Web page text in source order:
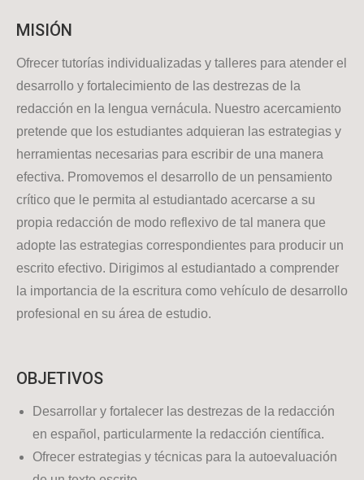
MISIÓN
Ofrecer tutorías individualizadas y talleres para atender el
desarrollo y fortalecimiento de las destrezas de la
redacción en la lengua vernácula. Nuestro acercamiento
pretende que los estudiantes adquieran las estrategias y
herramientas necesarias para escribir de una manera
efectiva. Promovemos el desarrollo de un pensamiento
crítico que le permita al estudiantado acercarse a su
propia redacción de modo reflexivo de tal manera que
adopte las estrategias correspondientes para producir un
escrito efectivo. Dirigimos al estudiantado a comprender
la importancia de la escritura como vehículo de desarrollo
profesional en su área de estudio.
OBJETIVOS
Desarrollar y fortalecer las destrezas de la redacción
en español, particularmente la redacción científica.
Ofrecer estrategias y técnicas para la autoevaluación